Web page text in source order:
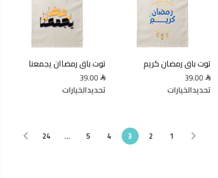
توت باق رمضان كريم
39.00
تحديدالخيارات
توت باق رمضاان يجمعنا
39.00
تحديدالخيارات
1
2
3
4
5
…
24